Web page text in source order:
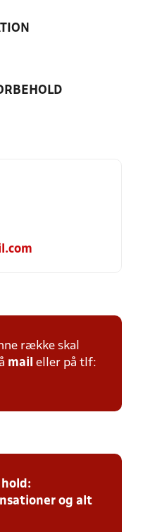
række skal
mail eller på tlf:
og alt